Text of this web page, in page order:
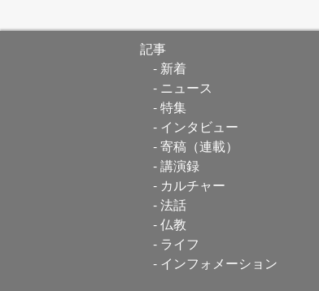
記事
新着
ニュース
特集
インタビュー
寄稿（連載）
講演録
カルチャー
法話
仏教
ライフ
インフォメーション